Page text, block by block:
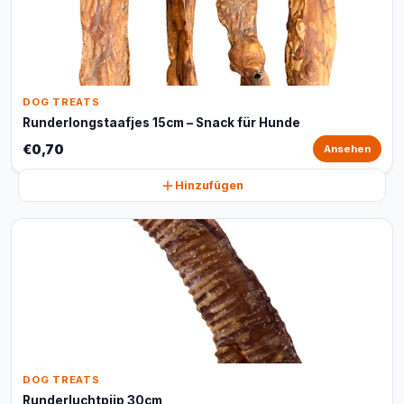
DOG TREATS
Runderlongstaafjes 15cm – Snack für Hunde
€0,70 Ansehen
Hinzufügen
DOG TREATS
Runderluchtpijp 30cm